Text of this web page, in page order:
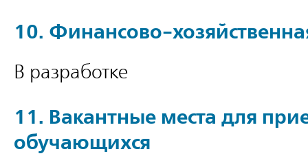
10. Финансово-
В разработке
11. Вакантные места для
обучающихся